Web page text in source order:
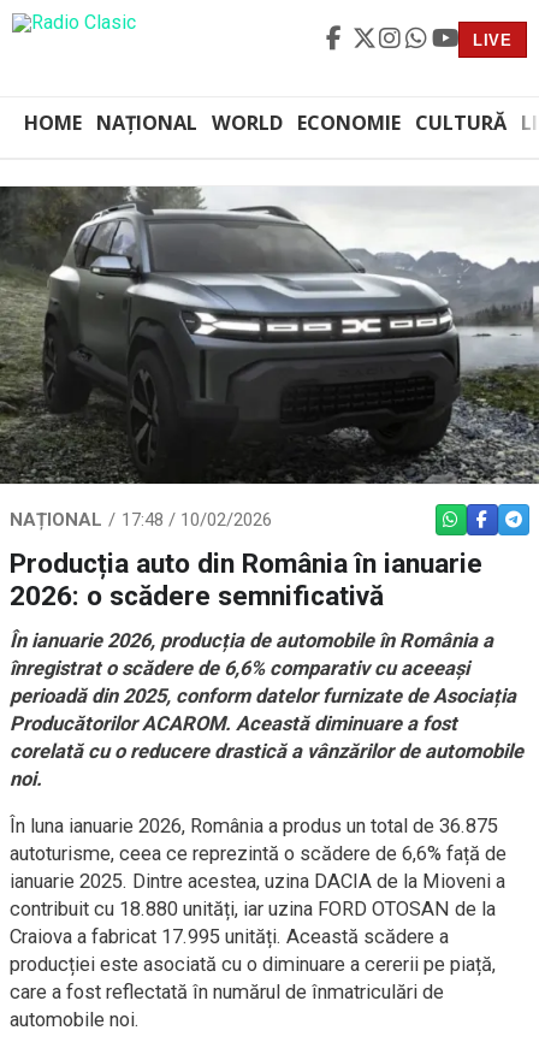
LIVE
HOME NAȚIONAL WORLD ECONOMIE CULTURĂ
NAȚIONAL 17:48 / 10/02/2026 WHATSAPP
Producția auto din România în ianuarie
2026: o scădere semnificativă
În ianuarie 2026, producția de automobile în România a
înregistrat o scădere de 6,6% comparativ cu aceeași
perioadă din 2025, conform datelor furnizate de Asociația
Producătorilor ACAROM. Această diminuare a fost
corelată cu o reducere drastică a vânzărilor de automobile
noi.
În luna ianuarie 2026, România a produs un total de 36.875
autoturisme, ceea ce reprezintă o scădere de 6,6% față de
ianuarie 2025. Dintre acestea, uzina DACIA de la Mioveni a
contribuit cu 18.880 unități, iar uzina FORD OTOSAN de la
Craiova a fabricat 17.995 unități. Această scădere a
producției este asociată cu o diminuare a cererii pe piață,
care a fost reflectată în numărul de înmatriculări de
automobile noi.